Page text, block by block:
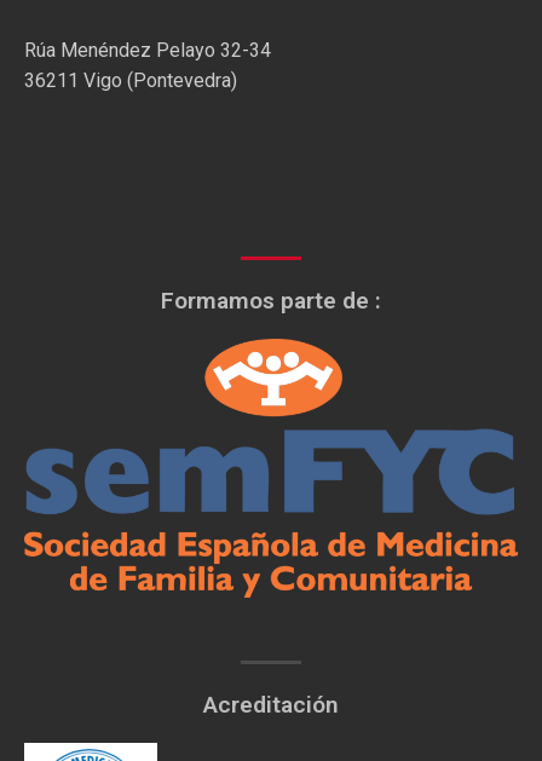
Rúa Menéndez Pelayo 32-34
36211 Vigo (Pontevedra)
Formamos parte de :
Acreditación